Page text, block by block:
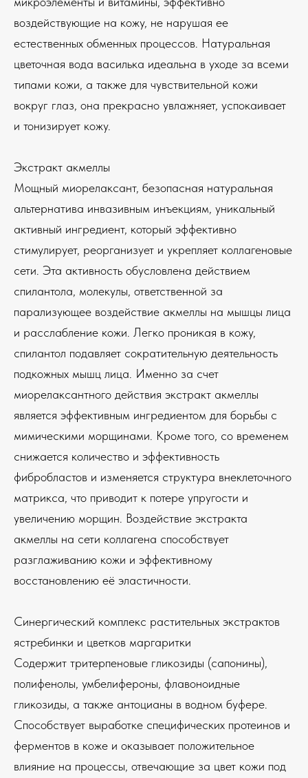
воздействующие на кожу, не нарушая ее
естественных обменных процессов. Натуральная
цветочная вода василька идеальна в уходе за всеми
типами кожи, а также для чувствительной кожи
вокруг глаз, она прекрасно увлажняет, успокаивает
и тонизирует кожу.
Экстракт акмеллы
Мощный миорелаксант, безопасная натуральная
альтернатива инвазивным инъекциям, уникальный
активный ингредиент, который эффективно
стимулирует, реорганизует и укрепляет коллагеновые
сети. Эта активность обусловлена действием
спилантола, молекулы, ответственной за
парализующее воздействие акмеллы на мышцы лица
и расслабление кожи. Легко проникая в кожу,
спилантол подавляет сократительную деятельность
подкожных мышц лица. Именно за счет
миорелаксантного действия экстракт акмеллы
является эффективным ингредиентом для борьбы с
мимическими морщинами. Кроме того, со временем
снижается количество и эффективность
фибробластов и изменяется структура внеклеточного
матрикса, что приводит к потере упругости и
увеличению морщин. Воздействие экстракта
акмеллы на сети коллагена способствует
разглаживанию кожи и эффективному
восстановлению её эластичности.
Синергический комплекс растительных экстрактов
ястребинки и цветков маргаритки
Содержит тритерпеновые гликозиды (сапонины),
полифенолы, умбелифероны, флавоноидные
гликозиды, а также антоцианы в водном буфере.
Способствует выработке специфических протеинов и
ферментов в коже и оказывает положительное
влияние на процессы, отвечающие за цвет кожи под